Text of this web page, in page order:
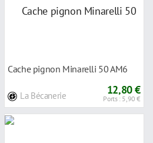
Cache pignon Minarelli 50 AM6
La Bécanerie 12,80 €
Ports : 5,90 €